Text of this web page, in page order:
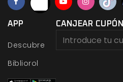
APP
Descubre
Bibliorol
CANJEAR CUPÓN